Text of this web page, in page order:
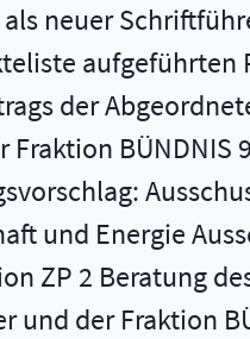
neuer
aufgeführten
der
BÜNDNIS
und Energie
ZP 2 Beratung
und der Fraktion